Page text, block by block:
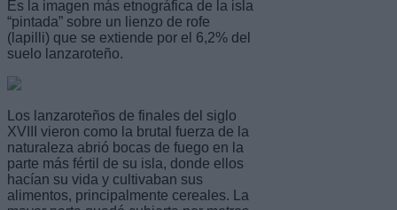
Es la imagen más etnográfica de la isla
“pintada” sobre un lienzo de rofe
(lapilli) que se extiende por el 6,2% del
suelo lanzaroteño.
Los lanzaroteños de finales del siglo
XVIII vieron como la brutal fuerza de la
naturaleza abrió bocas de fuego en la
parte más fértil de su isla, donde ellos
hacían su vida y cultivaban sus
alimentos, principalmente cereales. La